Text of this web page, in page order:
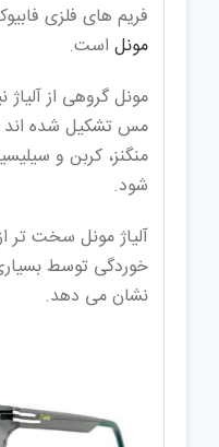
فریم های فلزی
مونلاست.
مونل گروهی از
مس تشکیل شده اند
منگنز، کربن و
شود.
آلیاژ مونل سخت تر
خوردگی توسط
نشان می دهد.